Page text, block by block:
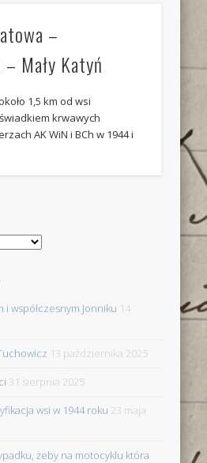
–
Mały Katyń
1,5 km od wsi
krwawych
AK WiN i BCh w 1944 i
współczesnym Jonniku 14
13 października 2025
31 sierpnia 2025
wsi w 1944 roku 23 maja
żeby na motocyklu która